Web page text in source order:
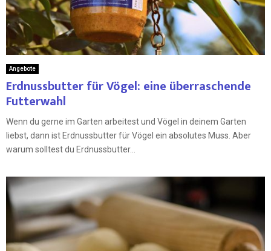
Angebote
Erdnussbutter für Vögel: eine überraschende
Futterwahl
Wenn du gerne im Garten arbeitest und Vögel in deinem Garten
liebst, dann ist Erdnussbutter für Vögel ein absolutes Muss. Aber
warum solltest du Erdnussbutter...